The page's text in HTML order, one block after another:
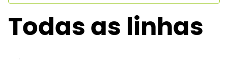
Todas as linhas